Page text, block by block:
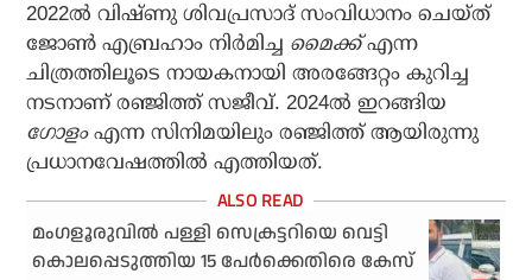
2022ല്‍ വിഷ്ണു ശിവപ്രസാദ് സംവിധാനം ചെയ്ത്
ജോണ്‍ എബ്രഹാം നിര്‍മിച്ച മൈക്ക്എന്ന
ചിത്രത്തിലൂടെ നായകനായി അരങ്ങേറ്റം കുറിച്ച
നടനാണ് രഞ്ജിത്ത് സജീവ്. 2024ല്‍ ഇറങ്ങിയ
ഗോളംഎന്ന സിനിമയിലും രഞ്ജിത്ത് ആയിരുന്നു
പ്രധാനവേഷത്തില്‍ എത്തിയത്.
മംഗളൂരുവില്‍ പള്ളി സെക്രട്ടറിയെ വെട്ടി
കൊലപ്പെടുത്തിയ 15 പേര്‍ക്കെതിരെ കേസ്‌